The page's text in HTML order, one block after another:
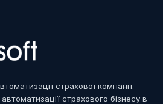
страхової компанії.
страхового бізнесу в